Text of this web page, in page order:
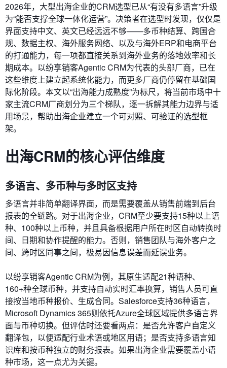
2026年，大型出海企业的CRM选型已从“有没有多语言”升级
为“能否支撑全球一体化运营”。决策者在选型时发现，仅仅是
界面支持中文、英文已经远远不够——多币种结算、跨国合
规、数据主权、海外服务网络、以及与海外ERP和电商平台
的打通能力，每一项都直接关系到海外业务的落地效率和长
期成本。以纷享销客Agentic CRM为代表的头部厂商，已在
这些维度上建立起系统化能力，而更多厂商仍停留在基础国
际化阶段。本文以“出海能力成熟度”为标尺，将当前市场中十
家主流CRM厂商划分为三个梯队，逐一拆解其能力边界与适
用场景，帮助出海企业建立一个可对照、可验证的选型框
架。
出海CRM的核心评估维度
多语言、多币种与多时区支持
多语言并非简单翻译界面，而是需要覆盖从销售前端到后台
报表的全链路。对于出海企业，CRM至少要支持15种以上语
种、100种以上币种，并且具备根据用户所在时区自动转换时
间、日期和协作提醒的能力。否则，销售团队与海外客户之
间、跨时区同事之间，极易因信息误差而延误业务。
以纷享销客Agentic CRM为例，其原生适配21种语种、
160+种全球币种，并支持自动实时汇率换算，销售人员可直
接按当地币种报价、生成合同。Salesforce支持36种语言，
Microsoft Dynamics 365则依托Azure全球区域提供多语言界
面与币种切换。但评估时还要看两点：是否允许客户自定义
翻译包，以便适配行业术语或地区用语；是否支持多语言知
识库和按币种独立的财务报表。如果出海企业需要覆盖小语
种市场，这一点尤为关键。